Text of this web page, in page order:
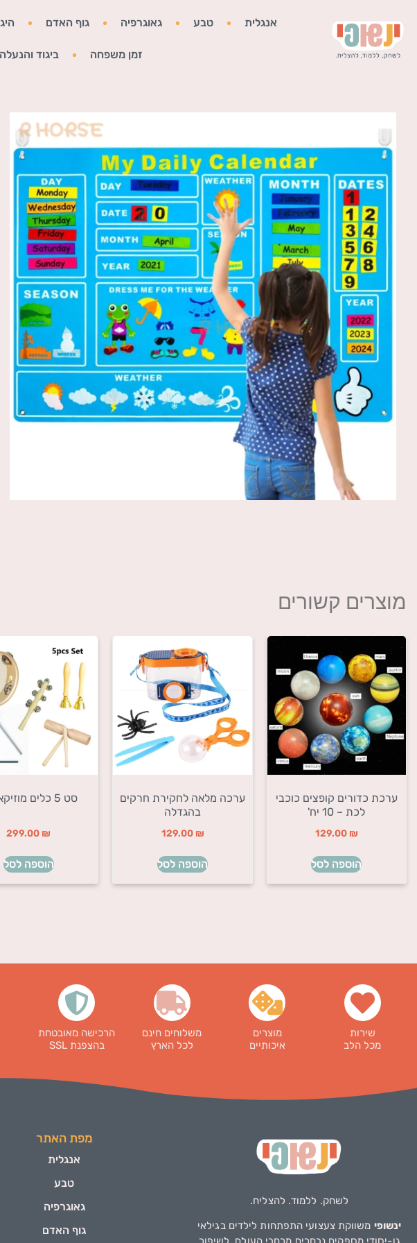
אנגלית טבע גאוגרפיה גוף האדם
זמן משפחה ביגוד והנעלה
מוצרים קשורים
ערכת כדורים קופצים כוכבי
לכת – 10 יח'
129.00 ₪
הוספה לסל
ערכה מלאה לחקירת חרקים
בהגדלה
129.00 ₪
הוספה לסל
סט 5 כלים מוזיקאליים
299.00 ₪
הוספה לסל
שירות
מכל הלב
מוצרים
איכותיים
משלוחים חינם
לכל הארץ
הרכישה מאובטחת
בהצפנת SSL
לשחק. ללמוד. להצליח.
ינשופי משווקת צעצועי התפתחות לילדים בגילאי
מפת האתר
אנגלית
טבע
גאוגרפיה
גוף האדם